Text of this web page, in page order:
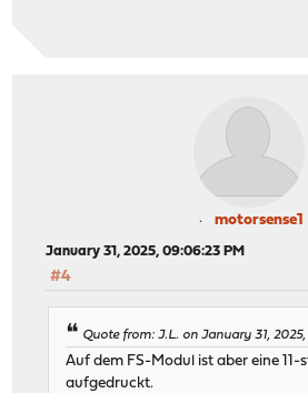
motorsense1
January 31, 2025, 09:06:23 PM
#4
Quote from: J.L. on January 31, 2025,
Auf dem FS-Modul ist aber eine 11-
aufgedruckt.